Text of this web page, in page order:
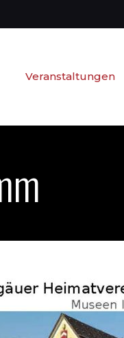
Veranstaltungen